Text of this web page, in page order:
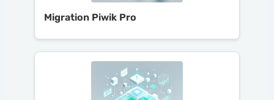
Migration Piwik Pro